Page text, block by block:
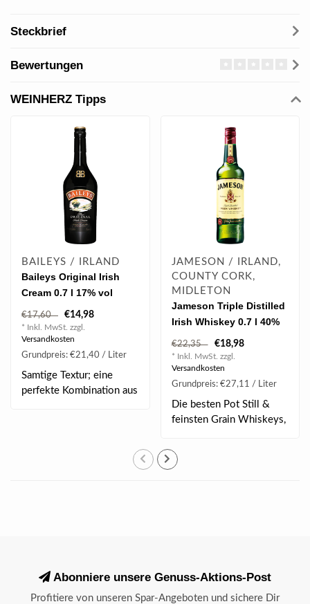
Steckbrief
Bewertungen
WEINHERZ Tipps
BAILEYS / IRLAND
Baileys Original Irish
Cream 0.7 l 17% vol
€17,60 €14,98
* Inkl. MwSt. zzgl.
Versandkosten
Grundpreis: €21,40 / Liter
Samtige Textur; eine
perfekte Kombination aus
JAMESON / IRLAND,
COUNTY CORK,
MIDLETON
Jameson Triple Distilled
Irish Whiskey 0.7 l 40%
vol
€22,35 €18,98
* Inkl. MwSt. zzgl.
Versandkosten
Grundpreis: €27,11 / Liter
Die besten Pot Still &
feinsten Grain Whiskeys,
Abonniere unsere Genuss-Aktions-Post
Profitiere von unseren Spar-Angeboten und sichere Dir